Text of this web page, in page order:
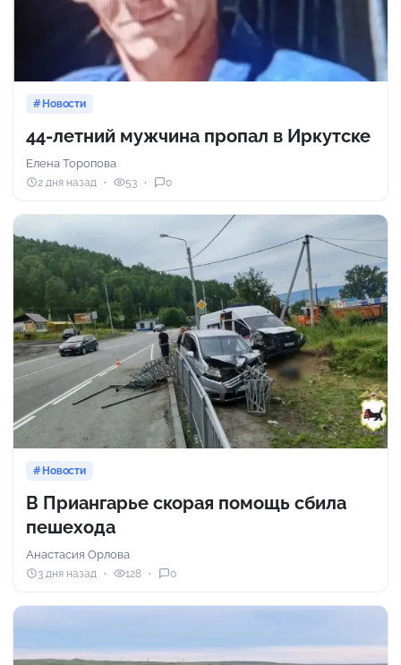
Новости
44-летний мужчина пропал в Иркутске
Елена Торопова
2 дня назад 53 0
Новости
В Приангарье скорая помощь сбила
пешехода
Анастасия Орлова
3 дня назад 128 0